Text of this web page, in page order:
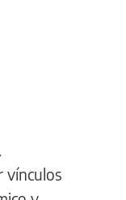
vínculos